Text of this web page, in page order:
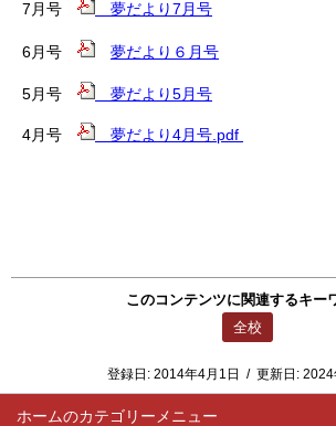
ホーム
7月号 夢だより7月号
6月号 夢だより６月号
5月号 夢だより5月号
4月号 夢だより4月号.pdf
このコンテンツに関連するキー
全校
登録日: 2014年4月1日 / 更新日: 2024